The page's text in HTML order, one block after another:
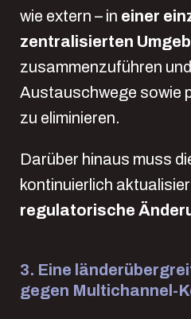
wie extern – in einer
zentralisierten
zusammenzuführen
Austauschwege sowie
zu eliminieren.
Darüber hinaus muss
kontinuierlich
regulatorische
3. Eine
gegen Multichannel-